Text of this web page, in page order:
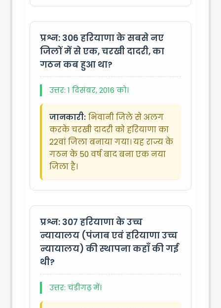
प्रश्न: 306 हरियाणा के सबसे नए
जिलों में से एक, चरखी दादरी, का
गठन कब हुआ था?
उत्तर: 1 दिसंबर, 2016 को।
जानकारी: भिवानी जिले से अलग
करके चरखी दादरी को हरियाणा का
22वां जिला बनाया गया। यह राज्य के
गठन के 50 वर्ष बाद बना एक नया
जिला है।
प्रश्न: 307 हरियाणा के उच्च
न्यायालय (पंजाब एवं हरियाणा उच्च
न्यायालय) की स्थापना कहाँ की गई
थी?
उत्तर: चंडीगढ़ में।